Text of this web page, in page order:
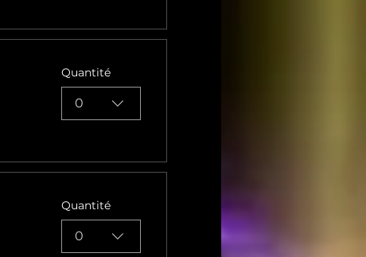
Quantité
0
Quantité
0